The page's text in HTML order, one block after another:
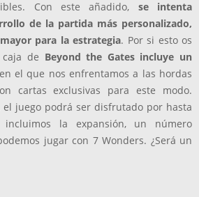
Con este añadido, se intenta
de la partida más personalizado,
para la estrategia. Por si esto os
de Beyond the Gates incluye un
el que nos enfrentamos a las hordas
cartas exclusivas para este modo.
el juego podrá ser disfrutado por hasta
la expansión, un número
jugar con 7 Wonders. ¿Será un